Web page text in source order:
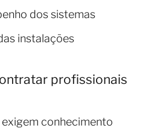
dos sistemas
instalações
profissionais
conhecimento